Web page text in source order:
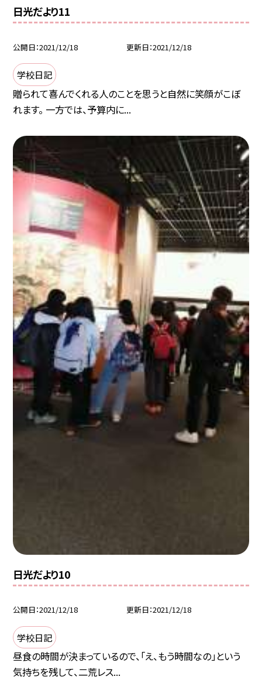
日光だより11
公開日 2021/12/18 更新日 2021/12/18
学校日記
贈られて喜んでくれる人のことを思うと自然に笑顔がこぼ
れます。 一方では、予算内に...
日光だより10
公開日 2021/12/18 更新日 2021/12/18
学校日記
昼食の時間が決まっているので、「え、もう時間なの」という
気持ちを残して、二荒レス...